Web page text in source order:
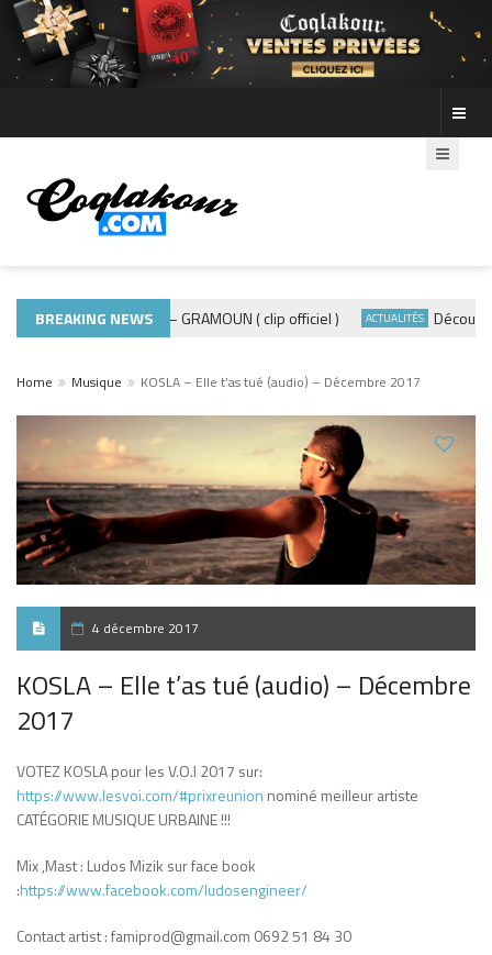
BREAKING NEWS
MUSIQUE 974 ADE440 – GRAMOUN ( clip officiel ) ACTUALITÉS Découvre
Home Musique KOSLA – Elle t’as tué (audio) – Décembre 2017
4 décembre 2017
KOSLA – Elle t’as tué (audio) – Décembre
2017
VOTEZ KOSLA pour les V.O.I 2017 sur:
https://www.lesvoi.com/#prixreunion nominé meilleur artiste
CATÉGORIE MUSIQUE URBAINE !!!
Mix ,Mast : Ludos Mizik sur face book
:https://www.facebook.com/ludosengineer/
Contact artist : famiprod@gmail.com 0692 51 84 30